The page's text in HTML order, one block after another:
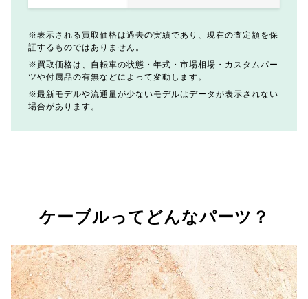
表示される買取価格は過去の実績であり、現在の査定額を保
証するものではありません。
買取価格は、自転車の状態・年式・市場相場・カスタムパー
ツや付属品の有無などによって変動します。
最新モデルや流通量が少ないモデルはデータが表示されない
場合があります。
ケーブルってどんなパーツ？